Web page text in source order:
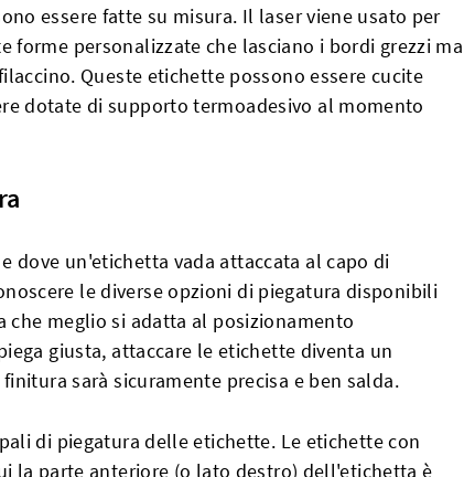
essere fatte su misura. Il laser viene usato per
forme personalizzate che lasciano i bordi grezzi ma
Queste etichette possono essere cucite
dotate di supporto termoadesivo al momento
dove un'etichetta vada attaccata al capo di
le diverse opzioni di piegatura disponibili
che meglio si adatta al posizionamento
giusta, attaccare le etichette diventa un
sarà sicuramente precisa e ben salda.
di piegatura delle etichette. Le etichette con
la parte anteriore (o lato destro) dell'etichetta è